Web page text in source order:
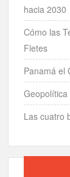
hacia 2030
Cómo las
Fletes
Panamá el
Geopolítica
Las cuatro